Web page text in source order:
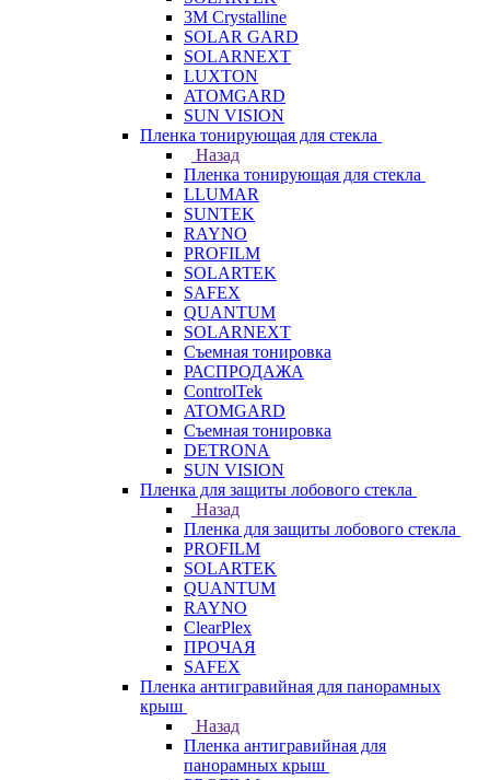
3M Crystalline
SOLAR GARD
SOLARNEXT
LUXTON
ATOMGARD
SUN VISION
Пленка тонирующая для стекла
Назад
Пленка тонирующая для стекла
LLUMAR
SUNTEK
RAYNO
PROFILM
SOLARTEK
SAFEX
QUANTUM
SOLARNEXT
Съемная тонировка
РАСПРОДАЖА
ControlTek
ATOMGARD
Съемная тонировка
DETRONA
SUN VISION
Пленка для защиты лобового стекла
Назад
Пленка для защиты лобового стекла
PROFILM
SOLARTEK
QUANTUM
RAYNO
ClearPlex
ПРОЧАЯ
SAFEX
Пленка антигравийная для панорамных
крыш
Назад
Пленка антигравийная для
панорамных крыш